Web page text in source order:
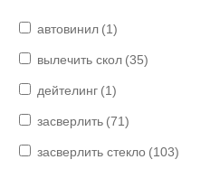
автовинил (1)
вылечить скол (35)
дейтелинг (1)
засверлить (71)
засверлить стекло (103)